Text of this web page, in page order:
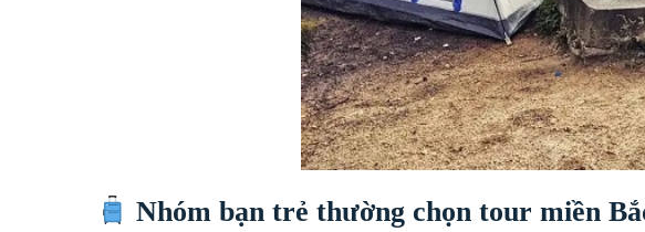
Nhóm bạn trẻ thường chọn tour miền